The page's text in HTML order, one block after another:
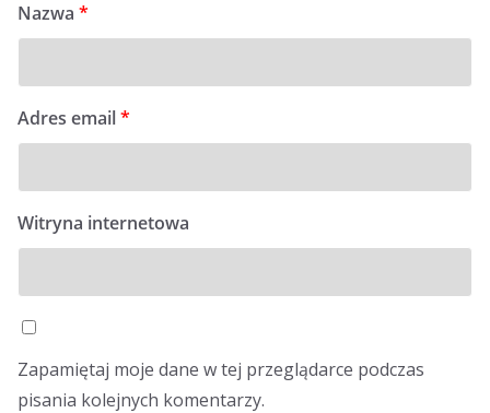
Nazwa *
Adres email*
Witryna internetowa
Zapamiętaj moje dane w tej przeglądarce podczas
pisania kolejnych komentarzy.